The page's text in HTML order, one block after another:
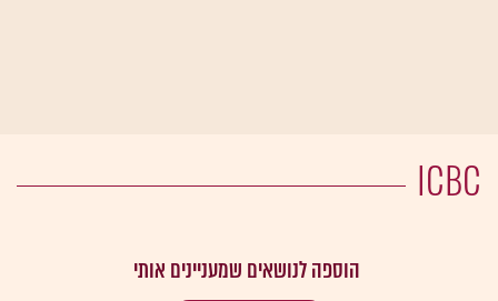
ICBC